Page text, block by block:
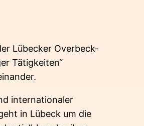
Lübecker Overbeck-
Tätigkeiten“
internationaler
in Lübeck um die